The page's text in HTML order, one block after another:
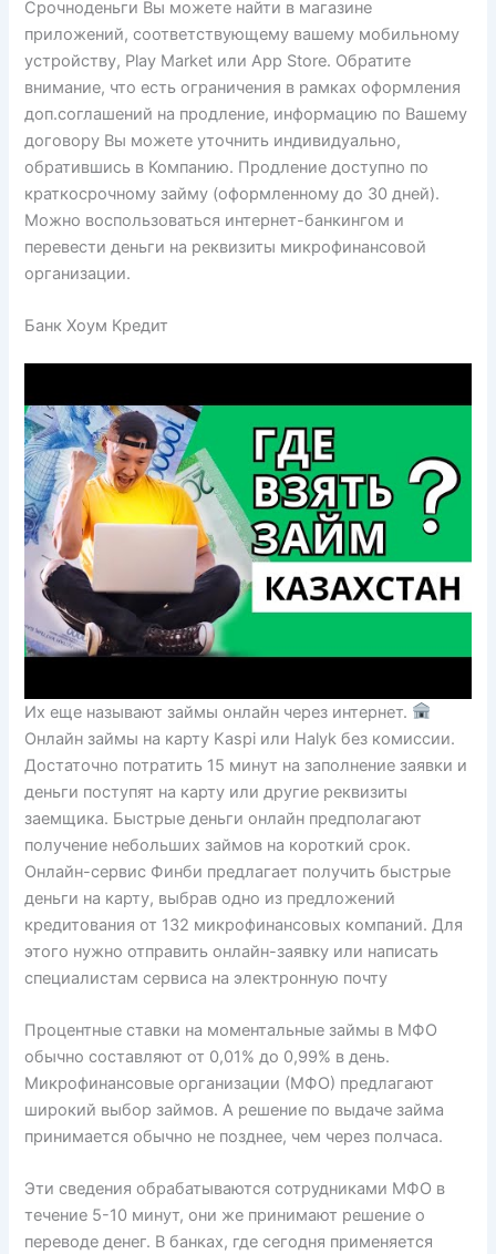
Срочноденьги Вы можете найти в магазине
приложений, соответствующему вашему мобильному
устройству, Play Market или App Store. Обратите
внимание, что есть ограничения в рамках оформления
доп.соглашений на продление, информацию по Вашему
договору Вы можете уточнить индивидуально,
обратившись в Компанию. Продление доступно по
краткосрочному займу (оформленному до 30 дней).
Можно воспользоваться интернет-банкингом и
перевести деньги на реквизиты микрофинансовой
организации.
Банк Хоум Кредит
Их еще называют займы онлайн через интернет.
Онлайн займы на карту Kaspi или Halyk без комиссии.
Достаточно потратить 15 минут на заполнение заявки и
деньги поступят на карту или другие реквизиты
заемщика. Быстрые деньги онлайн предполагают
получение небольших займов на короткий срок.
Онлайн-сервис Финби предлагает получить быстрые
деньги на карту, выбрав одно из предложений
кредитования от 132 микрофинансовых компаний. Для
этого нужно отправить онлайн-заявку или написать
специалистам сервиса на электронную почту
Процентные ставки на моментальные займы в МФО
обычно составляют от 0,01% до 0,99% в день.
Микрофинансовые организации (МФО) предлагают
широкий выбор займов. А решение по выдаче займа
принимается обычно не позднее, чем через полчаса.
Эти сведения обрабатываются сотрудниками МФО в
течение 5-10 минут, они же принимают решение о
переводе денег. В банках, где сегодня применяется